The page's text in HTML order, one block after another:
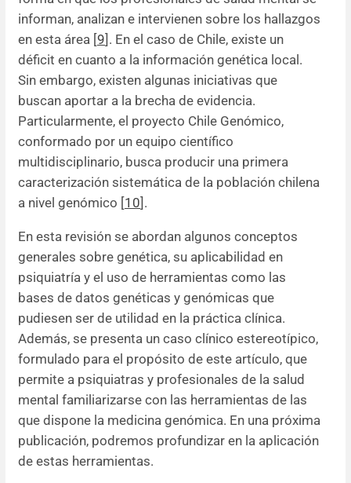
informan, analizan e intervienen sobre los hallazgos
en esta área [9]. En el caso de Chile, existe un
déficit en cuanto a la información genética local.
Sin embargo, existen algunas iniciativas que
buscan aportar a la brecha de evidencia.
Particularmente, el proyecto Chile Genómico,
conformado por un equipo científico
multidisciplinario, busca producir una primera
caracterización sistemática de la población chilena
a nivel genómico [10].
En esta revisión se abordan algunos conceptos
generales sobre genética, su aplicabilidad en
psiquiatría y el uso de herramientas como las
bases de datos genéticas y genómicas que
pudiesen ser de utilidad en la práctica clínica.
Además, se presenta un caso clínico estereotípico,
formulado para el propósito de este artículo, que
permite a psiquiatras y profesionales de la salud
mental familiarizarse con las herramientas de las
que dispone la medicina genómica. En una próxima
publicación, podremos profundizar en la aplicación
de estas herramientas.